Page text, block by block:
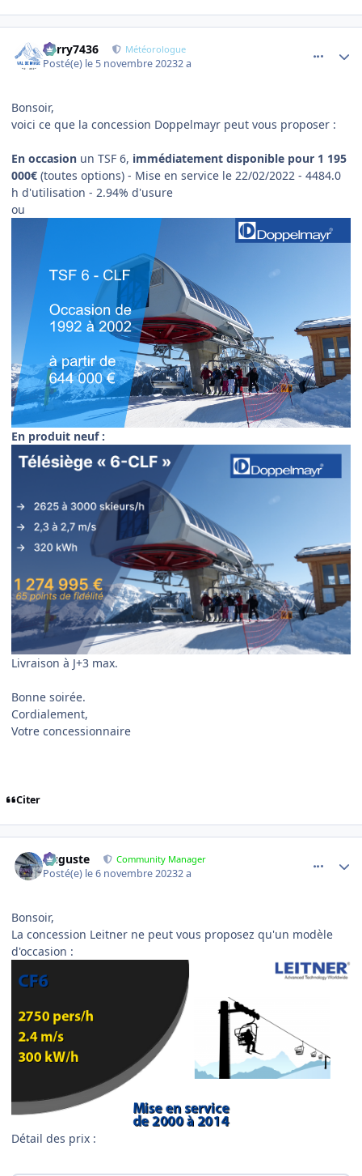
Perry7436 Météorologue
Posté(e) le 5 novembre 20232 a
Bonsoir,
voici ce que la concession Doppelmayr peut vous proposer :
En occasion un TSF 6, immédiatement disponible pour 1 195
000€ (toutes options) - Mise en service le 22/02/2022 - 4484.0
h d'utilisation - 2.94% d'usure
ou
En produit neuf :
Livraison à J+3 max.
Bonne soirée.
Cordialement,
Votre concessionnaire
Citer
Auguste Community Manager
Posté(e) le 6 novembre 20232 a
Bonsoir,
La concession Leitner ne peut vous proposez qu'un modèle
d'occasion :
Détail des prix :